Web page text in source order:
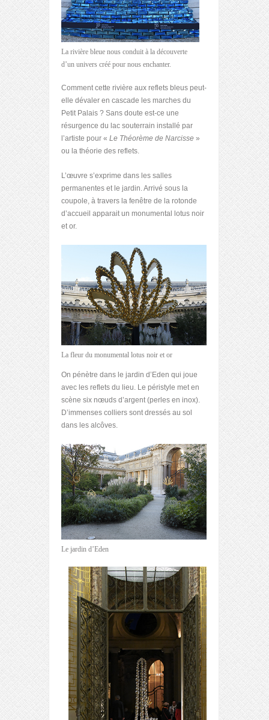
La rivière bleue nous conduit à la découverte
d’un univers créé pour nous enchanter.
Comment cette rivière aux reflets bleus peut-
elle dévaler en cascade les marches du
Petit Palais ? Sans doute est-ce une
résurgence du lac souterrain installé par
l’artiste pour « Le Théorème de Narcisse »
ou la théorie des reflets.
L’œuvre s’exprime dans les salles
permanentes et le jardin. Arrivé sous la
coupole, à travers la fenêtre de la rotonde
d’accueil apparait un monumental lotus noir
et or.
La fleur du monumental lotus noir et or
On pénètre dans le jardin d’Eden qui joue
avec les reflets du lieu. Le péristyle met en
scène six nœuds d’argent (perles en inox).
D’immenses colliers sont dressés au sol
dans les alcôves.
Le jardin d’Eden